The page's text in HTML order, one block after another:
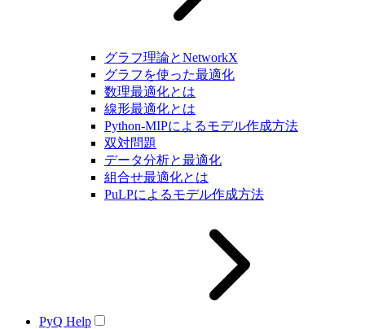
グラフ理論とNetworkX
グラフを使った最適化
数理最適化とは
線形最適化とは
Python-MIPによるモデル作成方法
双対問題
データ分析と最適化
組合せ最適化とは
PuLPによるモデル作成方法
PyQ Help